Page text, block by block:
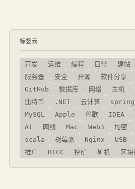
标签云
开发 运维 编程 日常 建站
服务器
安全 开源 软件分享
GitHub
数据库 网络 主机
比特币
.NET 云计算 spring
MySQL
Apple 谷歌 IDEA
AI
网线 Mac Web3 加密
scala
树莓派 Nginx USB
推广
BTCC 挖矿 矿机 区块